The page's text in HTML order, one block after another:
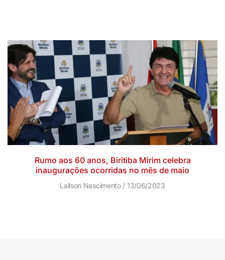
Rumo aos 60 anos, Biritiba Mirim celebra
inaugurações ocorridas no mês de maio
Lailson Nascimento 13/06/2023